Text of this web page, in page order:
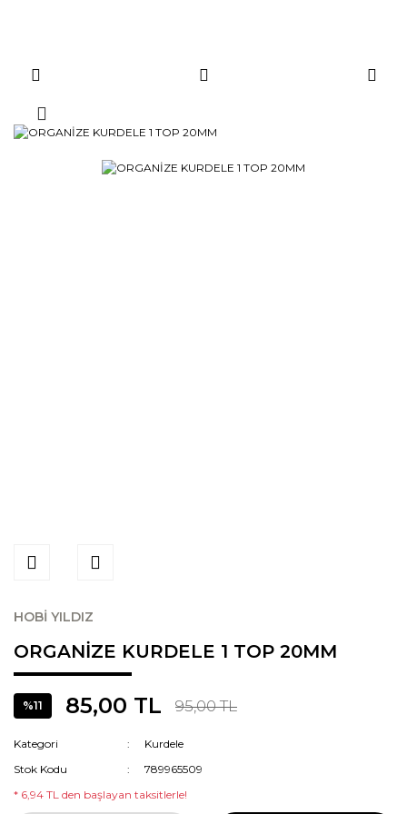
HOBİ YILDIZ
ORGANİZE KURDELE 1 TOP 20MM
%11 85,00 TL 95,00 TL
Kategori
Kurdele
Stok Kodu
789965509
* 6,94 TL den başlayan taksitlerle!